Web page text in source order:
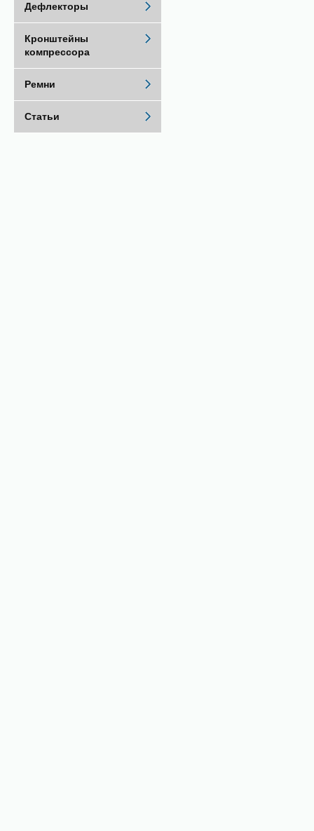
Дефлекторы
Кронштейны
компрессора
Ремни
Статьи